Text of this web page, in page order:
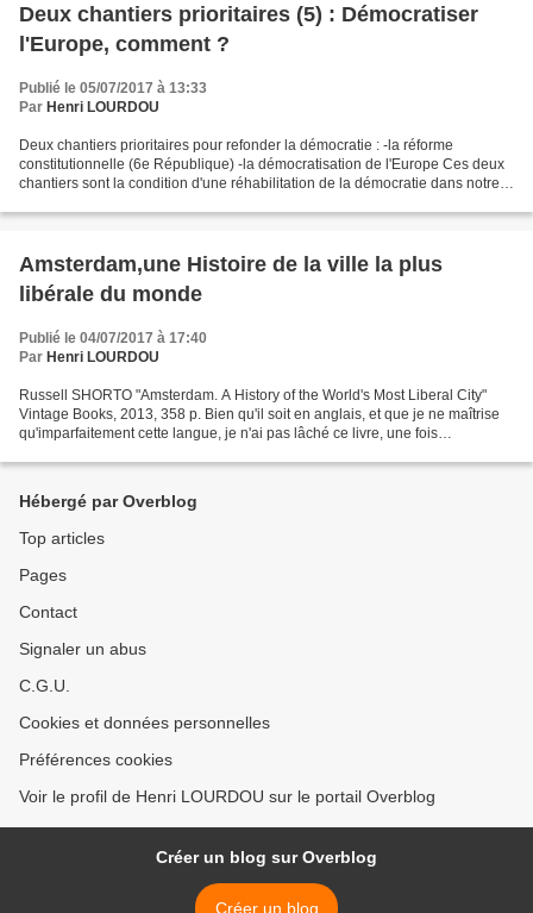
Deux chantiers prioritaires (5) : Démocratiser
l'Europe, comment ?
Publié le 05/07/2017 à 13:33
Par Henri LOURDOU
Deux chantiers prioritaires pour refonder la démocratie : -la réforme
constitutionnelle (6e République) -la démocratisation de l'Europe Ces deux
chantiers sont la condition d'une réhabilitation de la démocratie dans notre
Amsterdam,une Histoire de la ville la plus
libérale du monde
Publié le 04/07/2017 à 17:40
Par Henri LOURDOU
Russell SHORTO "Amsterdam. A History of the World's Most Liberal City"
Vintage Books, 2013, 358 p. Bien qu'il soit en anglais, et que je ne maîtrise
qu'imparfaitement cette langue, je n'ai pas lâché ce livre, une fois
Hébergé par Overblog
Top articles
Pages
Contact
Signaler un abus
C.G.U.
Cookies et données personnelles
Préférences cookies
Voir le profil de Henri LOURDOU sur le portail Overblog
Créer un blog sur Overblog
Créer un blog